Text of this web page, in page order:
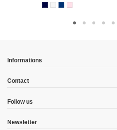
Bleu Marine
Blanc chiné
Bleu Marine Chiné
Rose Chiné
Informations
Contact
Follow us
Newsletter